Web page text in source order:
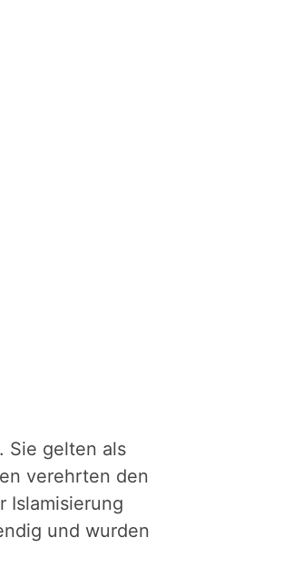
. Sie gelten als
verehrten den
Islamisierung
und wurden